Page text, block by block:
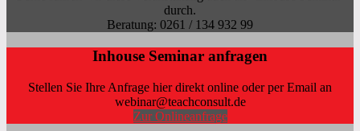
durch.
Beratung: 0261 / 134 932 99
Inhouse Seminar anfragen
Stellen Sie Ihre Anfrage hier direkt online oder per Email an
webinar@teachconsult.de
Zur Onlineanfrage